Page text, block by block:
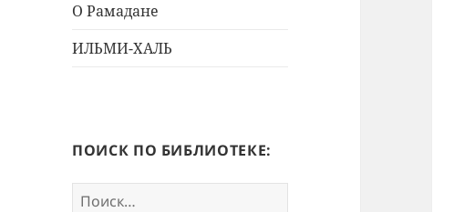
О Рамадане
ИЛЬМИ-ХАЛЬ
ПОИСК ПО БИБЛИОТЕКЕ:
Найти: